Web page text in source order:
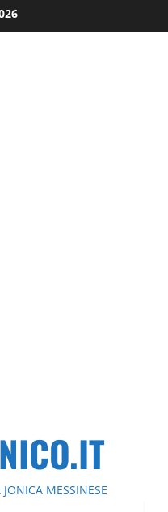
MESSINESE